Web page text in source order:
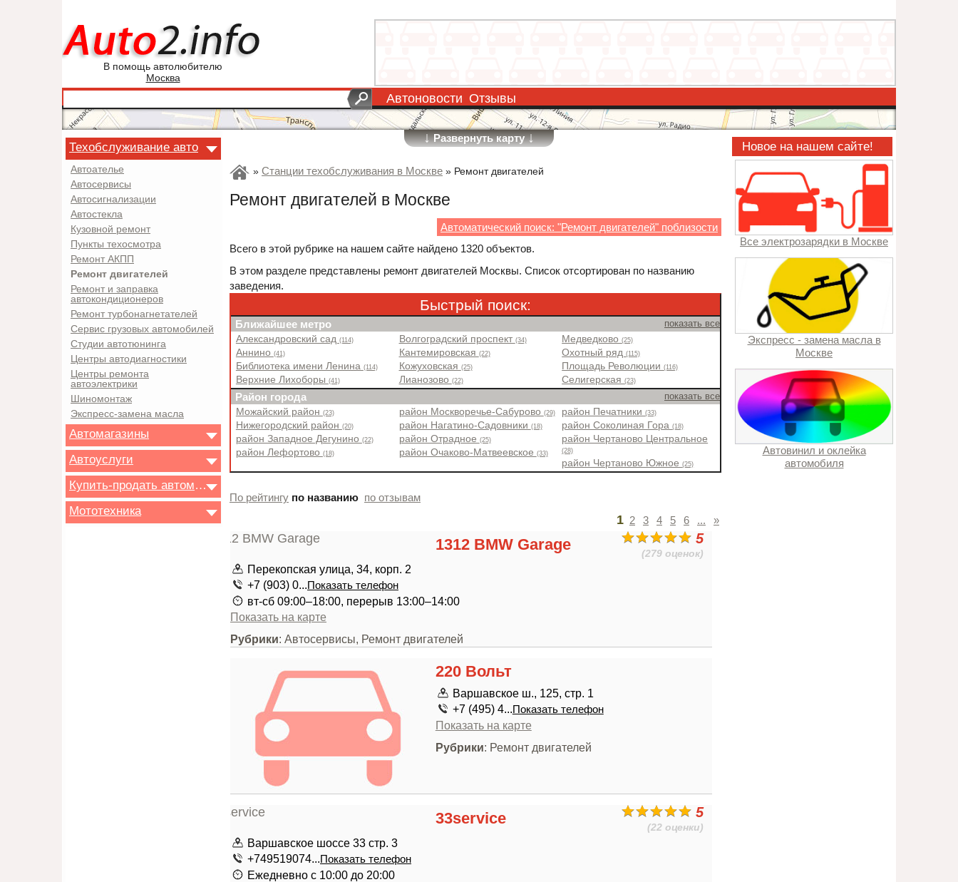
В помощь автолюбителю
Москва
Автоновости Отзывы
↓Развернуть карту↓
Техобслуживание авто
Автоателье
Автосервисы
Автосигнализации
Автостекла
Кузовной ремонт
Пункты техосмотра
Ремонт АКПП
Ремонт двигателей
Ремонт и заправка
автокондиционеров
Ремонт турбонагнетателей
Сервис грузовых автомобилей
Студии автотюнинга
Центры автодиагностики
Центры ремонта
автоэлектрики
Шиномонтаж
Экспресс-замена масла
Автомагазины
Автоуслуги
Купить-продать автомобиль
Мототехника
» Станции техобслуживания в Москве » Ремонт двигателей
Ремонт двигателей в Москве
Автоматический поиск: "Ремонт двигателей" поблизости
Всего в этой рубрике на нашем сайте найдено 1320 объектов.
В этом разделе представлены ремонт двигателей Москвы. Список отсортирован по названию
заведения.
Быстрый поиск:
Ближайшее метро показать все
Александровский сад (114)
Аннино (41)
Библиотека имени Ленина (114)
Верхние Лихоборы (41)
Волгоградский проспект (34)
Кантемировская (22)
Кожуховская (25)
Лианозово (22)
Медведково(25)
Охотный ряд(115)
Площадь Революции(116)
Селигерская(23)
Район города показать все
Можайский район (23)
Нижегородский район (20)
район Западное Дегунино (22)
район Лефортово (18)
район Москворечье-Сабурово (29)
район Нагатино-Садовники (18)
район Отрадное (25)
район Очаково-Матвеевское (33)
район Печатники(33)
район Соколиная Гора(18)
район Чертаново Центральное
(28)
район Чертаново Южное(25)
По рейтингу по названию по отзывам
1 2 3 4 5 6 ... »
5
(279 оценок)
1312 BMW Garage
Перекопская улица, 34, корп. 2
+7 (903) 0...Показать телефон
вт-сб 09:00–18:00, перерыв 13:00–14:00
Показать на карте
Рубрики: Автосервисы, Ремонт двигателей
220 Вольт
Варшавское ш., 125, стр. 1
+7 (495) 4...Показать телефон
Показать на карте
Рубрики: Ремонт двигателей
5
(22 оценки)
33service
Варшавское шоссе 33 стр. 3
+749519074...Показать телефон
Ежедневно с 10:00 до 20:00
Новое на нашем сайте!
Все электрозарядки в Москве
Экспресс - замена масла в
Москве
Автовинил и оклейка
автомобиля